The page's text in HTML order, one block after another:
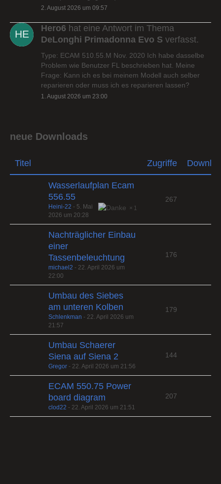
2. August 2026 um 09:57
Hero6 hat eine Antwort im Thema
DeLonghi Primadonna Evo S verfasst.
Type: ECAM 510.55.M Nov. 2020 Ich habe dasselbe
Problem wie Benutzer FL beschrieben hat. Meine
Frage: Kann ich es bei meinem Modell auch selber
reparieren oder muss ich es reparieren lassen?
1. August 2026 um 23:00
neue Downloads
Titel Zugriffe
Wasserlaufplan Ecam
556.55
1
Heini-22 - 5. Mai
2026 um 20:28
267
Nachträglicher Einbau
einer
Tassenbeleuchtung
michael2 - 22. April 2026 um
22:00
176
Umbau des Siebes
am unteren Kolben
Schlenkman - 22. April 2026 um
21:57
179
Umbau Schaerer
Siena auf Siena 2
Gregor - 22. April 2026 um 21:56
144
ECAM 550.75 Power
board diagram
clod22 - 22. April 2026 um 21:51
207